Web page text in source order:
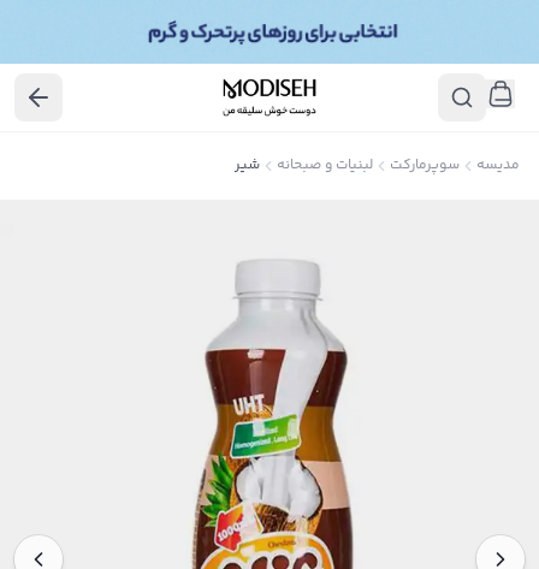
مدیسه سوپرمارکت لبنیات و صبحانه شیر